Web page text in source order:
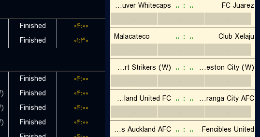
Finished
۰۴:۰۰
Finished
۰۱:۳۰
Finished
۰۴:۰۰
Finished
۰۴:۰۰
Finished
۰۴:۰۰
Finished
۰۴:۰۰